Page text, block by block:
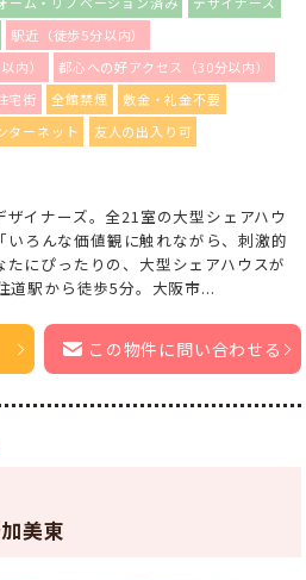
駅近（徒歩5分以内）
内）
都心への好アクセス（30分以内）
宅街 全館禁煙
敷金・礼金不要
ターネット
友人の出入り可
イナーズ。全21室の大型シェアハウ
ろんな価値観に触れながら、刺激的
にぴったりの、大型シェアハウスが
道駅から徒歩5分。大阪市...
この物件に問い合わせる
美東